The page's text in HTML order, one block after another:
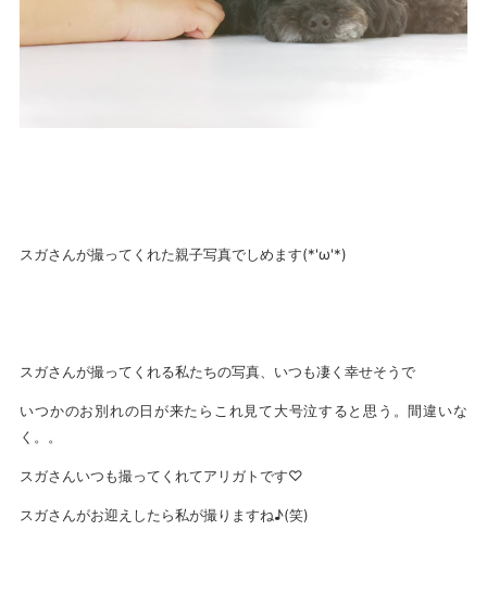
スガさんが撮ってくれた親子写真でしめます(*'ω'*)
スガさんが撮ってくれる私たちの写真、いつも凄く幸せそうで
いつかのお別れの日が来たらこれ見て大号泣すると思う。間違いな
く。。
スガさんいつも撮ってくれてアリガトです♡
スガさんがお迎えしたら私が撮りますね♪(笑)